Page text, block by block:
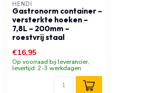
HENDI
Gastronorm container –
versterkte hoeken –
7,8L – 200mm –
roestvrij staal
€16,95
Op voorraad bij leverancier,
levertijd: 2-3 werkdagen